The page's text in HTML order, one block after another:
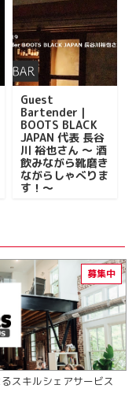
Guest
Bartender｜
BOOTS BLACK
JAPAN 代表 長谷
川 裕也さん ～ 酒
飲みながら靴磨き
ながらしゃべりま
す！～
スキルシェアサービス